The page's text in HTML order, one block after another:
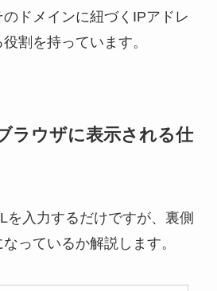
ドメインに紐づくIPアドレ
割を持っています。
ラウザに表示される仕
を入力するだけですが、裏側
っているか解説します。